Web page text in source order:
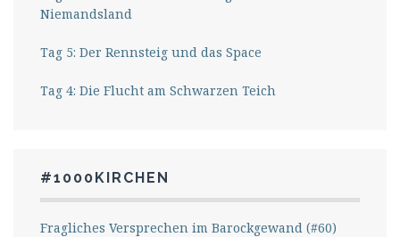
Niemandsland
Tag 5: Der Rennsteig und das Space
Tag 4: Die Flucht am Schwarzen Teich
#1000KIRCHEN
Fragliches Versprechen im Barockgewand (#60)